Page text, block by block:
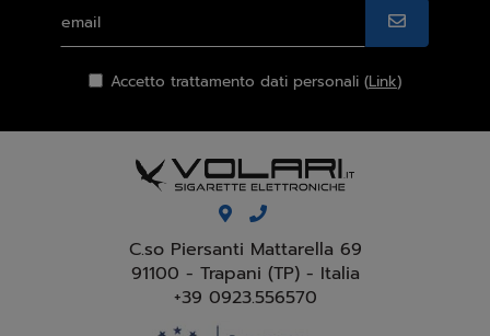
Accetto trattamento dati personali (Link)
C.so Piersanti Mattarella 69
91100 - Trapani (TP) - Italia
+39 0923.556570